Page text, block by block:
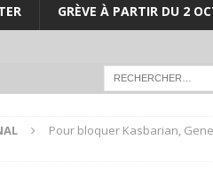
GRÈVE À PARTIR DU 2
Pour bloquer Kasbarian,